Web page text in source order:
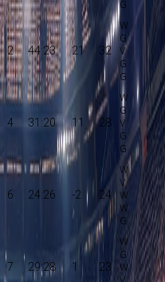
2 44:23 21 32
4 31:20 11 28
6 24:26 -2 24
7 29:28 1 23